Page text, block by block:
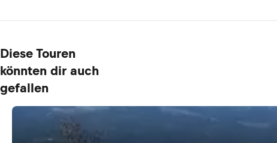
Diese Touren
könnten dir auch
gefallen